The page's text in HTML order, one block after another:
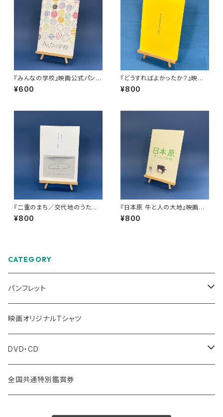
『みんなの学校』映画公式パンフ
レット
¥600
『どうすればよかったか？』映画
公式パンフレット
¥800
『二重のまち／交代地のうたを
編む』映画公式パンフレット
¥800
『日本原 牛と人の大地』映画公
式パンフレット
¥800
CATEGORY
パンフレット
東海テレビドキュメンタリー劇場
小森はるか監督作品・「小森はるか＋瀬尾夏美」監督作品
映画オリジナルTシャツ
DVD・CD
DVD
全国共通特別鑑賞券